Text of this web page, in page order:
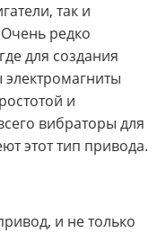
так и
редко
для создания
и
вибраторы для
этот тип привода.
и не только